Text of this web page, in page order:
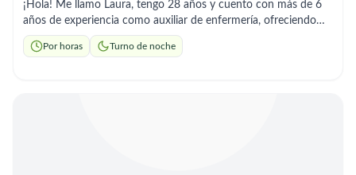
¡Hola! Me llamo Laura, tengo 28 años y cuento con más de 6
años de experiencia como auxiliar de enfermería, ofreciendo
cuidados profesionales, cercanos y de confianza. 🔹 Atención y
cuidado de personas mayores 🔹 Apoyo en actividades de la
Por horas Turno de noche